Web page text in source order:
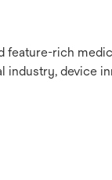
feature-rich
device